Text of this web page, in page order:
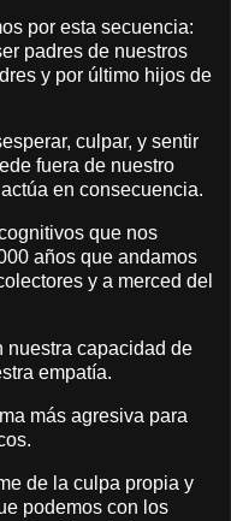
por esta secuencia:
padres de nuestros
y por último hijos de
culpar, y sentir
fuera de nuestro
en consecuencia.
que nos
años que andamos
y a merced del
nuestra capacidad de
empatía.
más agresiva para
de la culpa propia y
podemos con los